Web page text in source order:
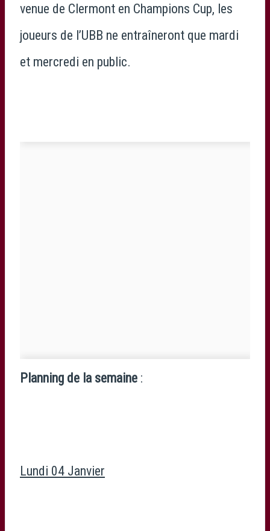
venue de Clermont en Champions Cup, les
joueurs de l’UBB ne entraîneront que mardi
et mercredi en public.
Planning de la semaine :
Lundi 04 Janvier